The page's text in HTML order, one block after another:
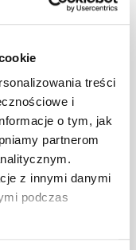
treści
i
o tym, jak
partnerom
z innymi danymi
podczas
ILOŚĆ
szt –